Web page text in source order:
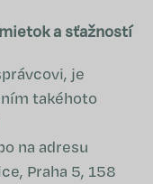
a sťažností
je
takéhoto
na adresu
Praha 5, 158